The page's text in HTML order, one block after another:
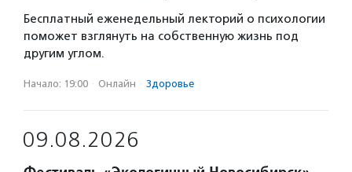
Бесплатный еженедельный лекторий о психологии
поможет взглянуть на собственную жизнь под
другим углом.
Начало: 19:00 · Онлайн · Здоровье
09.08.2026